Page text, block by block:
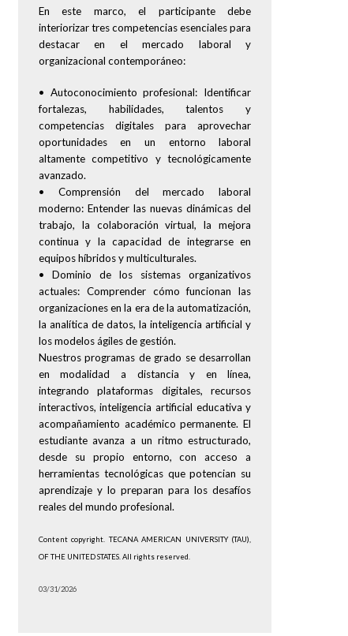
En este marco, el participante debe
interiorizar tres competencias esenciales para
destacar en el mercado laboral y
organizacional contemporáneo:
• Autoconocimiento profesional: Identificar
fortalezas, habilidades, talentos y
competencias digitales para aprovechar
oportunidades en un entorno laboral
altamente competitivo y tecnológicamente
avanzado.
• Comprensión del mercado laboral
moderno: Entender las nuevas dinámicas del
trabajo, la colaboración virtual, la mejora
continua y la capacidad de integrarse en
equipos híbridos y multiculturales.
• Dominio de los sistemas organizativos
actuales: Comprender cómo funcionan las
organizaciones en la era de la automatización,
la analítica de datos, la inteligencia artificial y
los modelos ágiles de gestión.
Nuestros programas de grado se desarrollan
en modalidad a distancia y en línea,
integrando plataformas digitales, recursos
interactivos, inteligencia artificial educativa y
acompañamiento académico permanente. El
estudiante avanza a un ritmo estructurado,
desde su propio entorno, con acceso a
herramientas tecnológicas que potencian su
aprendizaje y lo preparan para los desafíos
reales del mundo profesional.
Content copyright. TECANA AMERICAN UNIVERSITY (TAU),
OF THE UNITED STATES. All rights reserved.
03/31/2026